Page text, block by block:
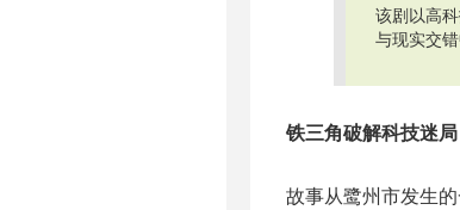
该剧以高
与现实交错
铁三角破解科技迷
故事从鹭州市发生